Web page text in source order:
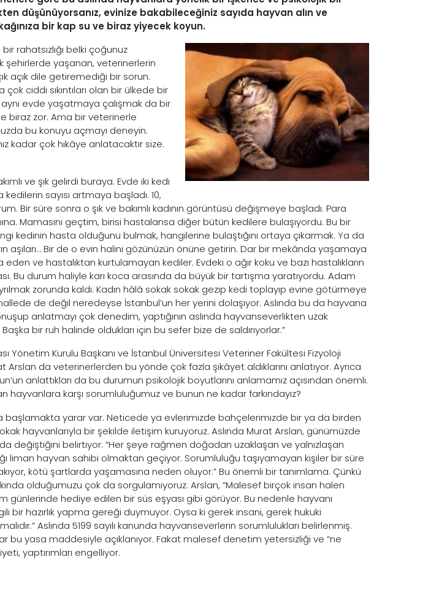
düşünüyorsanız, evinize bakabileceğiniz sayıda hayvan alın ve
bir kap su ve biraz yiyecek koyun.
rahatsızlığı belki çoğunuz
şehirlerde yaşanan, veterinerlerin
açık dile getiremediği bir sorun.
ciddi sıkıntıları olan bir ülkede bir
aynı evde yaşatmaya çalışmak da bir
biraz zor. Ama bir veterinerle
bu konuyu açmayı deneyin.
kadar çok hikâye anlatacaktır size.
ve şık gelirdi buraya. Evde iki kedi
sayısı artmaya başladı. 10,
Bir süre sonra o şık ve bakımlı kadının görüntüsü değişmeye başladı. Para
Mamasını geçtim, birisi hastalansa diğer bütün kedilere bulaşıyordu. Bu bir
kedinin hasta olduğunu bulmak, hangilerine bulaştığını ortaya çıkarmak. Ya da
aşıları… Bir de o evin halini gözünüzün önüne getirin. Dar bir mekânda yaşamaya
ve hastalıktan kurtulamayan kediler. Evdeki o ağır koku ve bazı hastalıkların
Bu durum haliyle karı koca arasında da büyük bir tartışma yaratıyordu. Adam
zorunda kaldı. Kadın hâlâ sokak sokak gezip kedi toplayıp evine götürmeye
de değil neredeyse İstanbul’un her yerini dolaşıyor. Aslında bu da hayvana
anlatmayı çok denedim, yaptığının aslında hayvanseverlikten uzak
bir ruh halinde oldukları için bu sefer bize de saldırıyorlar.”
Yönetim Kurulu Başkanı ve İstanbul Üniversitesi Veteriner Fakültesi Fizyoloji
Arslan da veterinerlerden bu yönde çok fazla şikâyet aldıklarını anlatıyor. Ayrıca
anlattıkları da bu durumun psikolojik boyutlarını anlamamız açısından önemli.
hayvanlara karşı sorumluluğumuz ve bunun ne kadar farkındayız?
başlamakta yarar var. Neticede ya evlerimizde bahçelerimizde bir ya da birden
hayvanlarıyla bir şekilde iletişim kuruyoruz. Aslında Murat Arslan, günümüzde
da değiştiğini belirtiyor: “Her şeye rağmen doğadan uzaklaşan ve yalnızlaşan
liman hayvan sahibi olmaktan geçiyor. Sorumluluğu taşıyamayan kişiler bir süre
kötü şartlarda yaşamasına neden oluyor.” Bu önemli bir tanımlama. Çünkü
olduğumuzu çok da sorgulamıyoruz. Arslan, “Malesef birçok insan halen
günlerinde hediye edilen bir süs eşyası gibi görüyor. Bu nedenle hayvanı
bir hazırlık yapma gereği duymuyor. Oysa ki gerek insani, gerek hukuki
Aslında 5199 sayılı kanunda hayvanseverlerin sorumlulukları belirlenmiş.
bu yasa maddesiyle açıklanıyor. Fakat malesef denetim yetersizliği ve “ne
yaptırımları engelliyor.